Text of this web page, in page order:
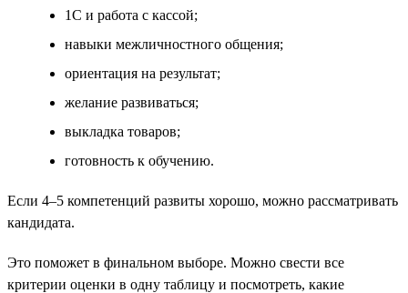
1С и работа с кассой;
навыки межличностного общения;
ориентация на результат;
желание развиваться;
выкладка товаров;
готовность к обучению.
Если 4–5 компетенций развиты хорошо, можно рассматривать
кандидата.
Это поможет в финальном выборе. Можно свести все
критерии оценки в одну таблицу и посмотреть, какие